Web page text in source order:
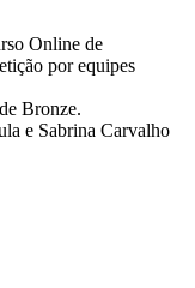
Online de
por equipes
Bronze.
e Sabrina Carvalho